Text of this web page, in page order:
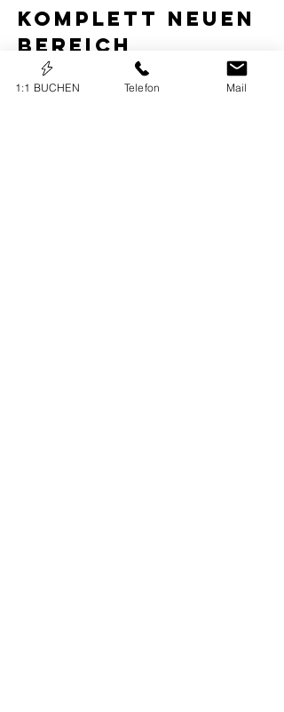
komplett neuen
Bereich
eingeführt, mit
dem du deinen
1:1 BUCHEN Telefon Mail